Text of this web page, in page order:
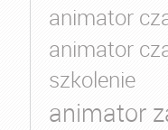
animator
animator
szkolenie
animator